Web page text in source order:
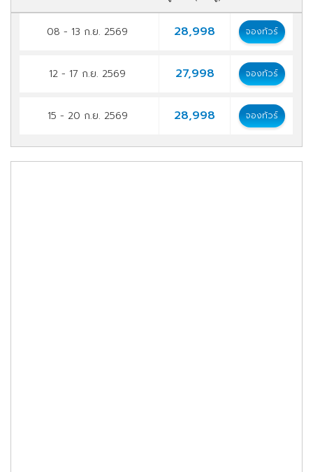
08 - 13 ก.ย. 2569 28,998 จองทัวร์
12 - 17 ก.ย. 2569 27,998 จองทัวร์
15 - 20 ก.ย. 2569 28,998 จองทัวร์